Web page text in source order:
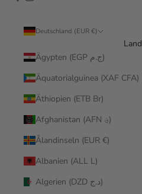
Deutschland (EUR €)
Land
Ägypten (EGP ج.م)
Äquatorialguinea (XAF CFA)
Äthiopien (ETB Br)
Afghanistan (AFN ؋)
Ålandinseln (EUR €)
Albanien (ALL L)
Algerien (DZD د.ج)